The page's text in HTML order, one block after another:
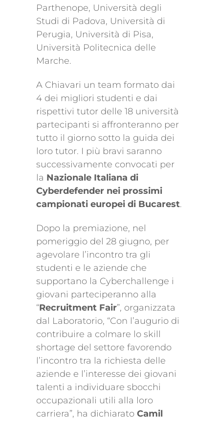
Parthenope, Università degli
Studi di Padova, Università di
Perugia, Università di Pisa,
Università Politecnica delle
Marche.
A Chiavari un team formato dai
4 dei migliori studenti e dai
rispettivi tutor delle 18 università
partecipanti si affronteranno per
tutto il giorno sotto la guida dei
loro tutor. I più bravi saranno
successivamente convocati per
la Nazionale Italiana di
Cyberdefender nei prossimi
campionati europei di Bucarest.
Dopo la premiazione, nel
pomeriggio del 28 giugno, per
agevolare l’incontro tra gli
studenti e le aziende che
supportano la Cyberchallenge i
giovani parteciperanno alla
“Recruitment Fair”, organizzata
dal Laboratorio, “Con l’augurio di
contribuire a colmare lo skill
shortage del settore favorendo
l’incontro tra la richiesta delle
aziende e l’interesse dei giovani
talenti a individuare sbocchi
occupazionali utili alla loro
carriera”, ha dichiarato Camil